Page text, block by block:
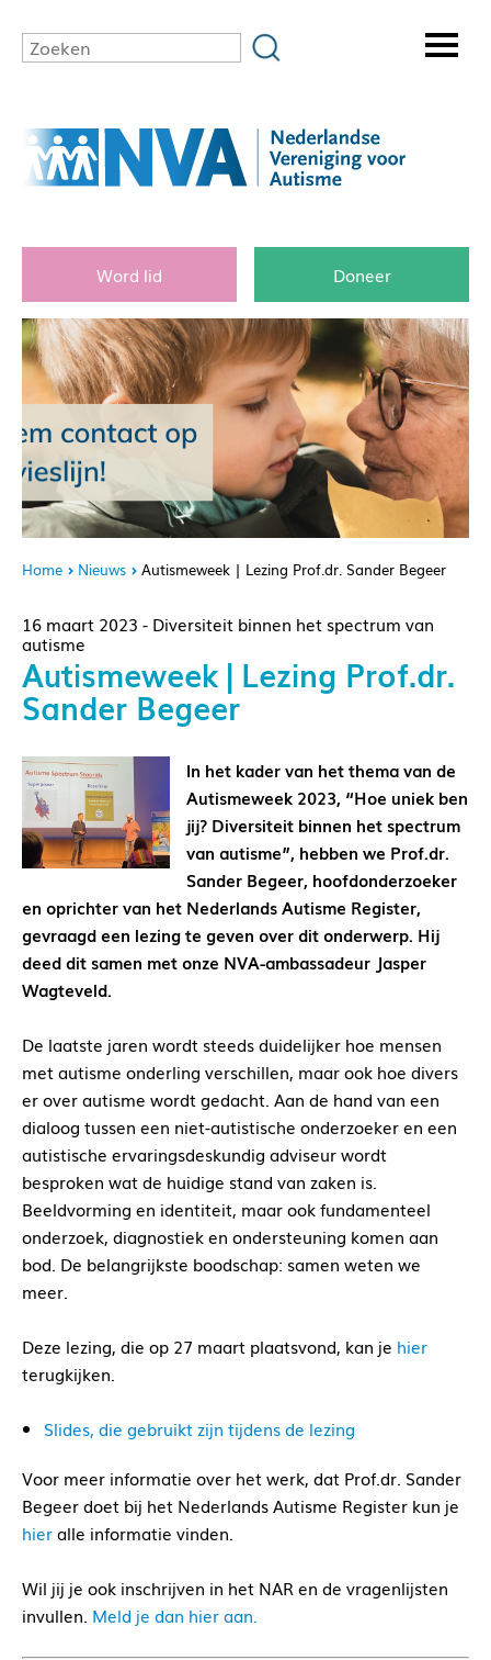
Word lid Doneer
Home Nieuws Autismeweek | Lezing Prof.dr. Sander Begeer
16 maart 2023 - Diversiteit binnen het spectrum van
autisme
Autismeweek | Lezing Prof.dr.
Sander Begeer
In het kader van het thema van de
Autismeweek 2023, “Hoe uniek ben
jij? Diversiteit binnen het spectrum
van autisme”, hebben we Prof.dr.
Sander Begeer, hoofdonderzoeker
en oprichter van het Nederlands Autisme Register,
gevraagd een lezing te geven over dit onderwerp. Hij
deed dit samen met onze NVA-ambassadeur Jasper
Wagteveld.
De laatste jaren wordt steeds duidelijker hoe mensen
met autisme onderling verschillen, maar ook hoe divers
er over autisme wordt gedacht. Aan de hand van een
dialoog tussen een niet-autistische onderzoeker en een
autistische ervaringsdeskundig adviseur wordt
besproken wat de huidige stand van zaken is.
Beeldvorming en identiteit, maar ook fundamenteel
onderzoek, diagnostiek en ondersteuning komen aan
bod. De belangrijkste boodschap: samen weten we
meer.
Deze lezing, die op 27 maart plaatsvond, kan je hier
terugkijken.
Slides, die gebruikt zijn tijdens de lezing
Voor meer informatie over het werk, dat Prof.dr. Sander
Begeer doet bij het Nederlands Autisme Register kun je
hieralle informatie vinden.
Wil jij je ook inschrijven in het NAR en de vragenlijsten
invullen. Meld je dan hier aan.